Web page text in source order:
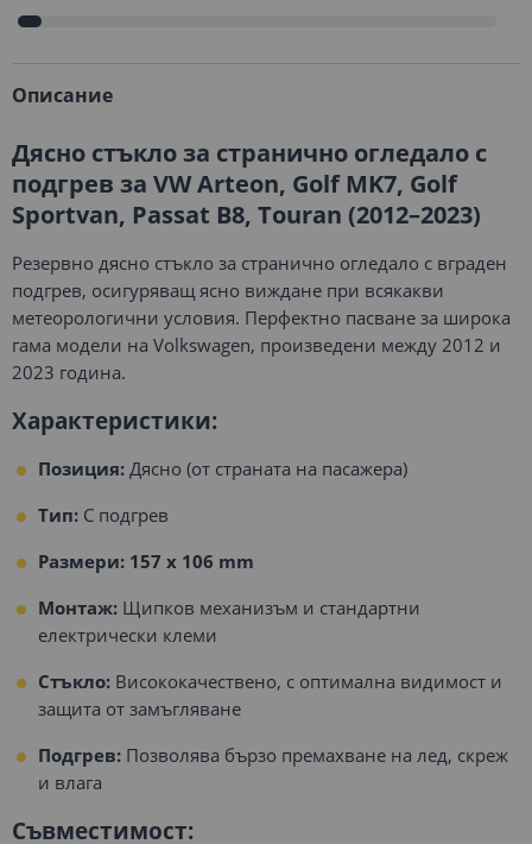
Описание
Дясно стъкло за странично огледало с
подгрев за VW Arteon, Golf MK7, Golf
Sportvan, Passat B8, Touran (2012–2023)
Резервно дясно стъкло за странично огледало с вграден
подгрев, осигуряващ ясно виждане при всякакви
метеорологични условия. Перфектно пасване за широка
гама модели на Volkswagen, произведени между 2012 и
2023 година.
Характеристики:
Позиция: Дясно (от страната на пасажера)
Тип: С подгрев
Размери: 157 x 106 mm
Монтаж: Щипков механизъм и стандартни
електрически клеми
Стъкло: Висококачествено, с оптимална видимост и
защита от замъгляване
Подгрев: Позволява бързо премахване на лед, скреж
и влага
Съвместимост: